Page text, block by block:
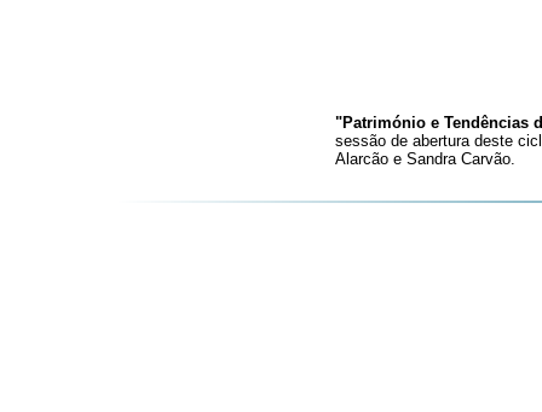
"Património e Tendências
sessão de abertura deste
Alarcão e Sandra Carvão.